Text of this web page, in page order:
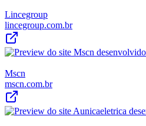
Lincegroup
lincegroup.com.br
Mscn
mscn.com.br